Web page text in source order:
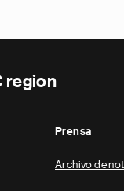
region
Prensa
Archivo de